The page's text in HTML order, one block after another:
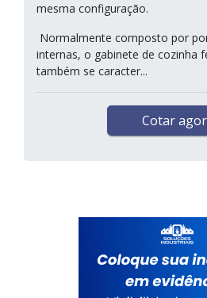
mesma configuração.
Normalmente composto por
internas, o gabinete de cozinha
também se caracter...
Cotar